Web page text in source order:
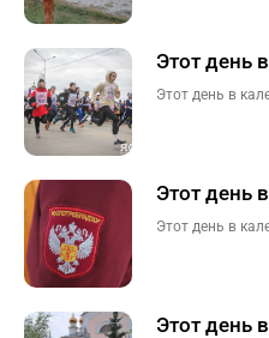
Этот день
Этот день в
Этот день
Этот день в
Этот день